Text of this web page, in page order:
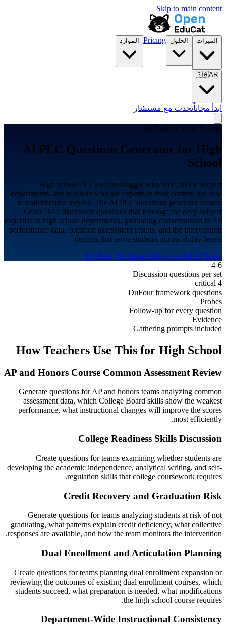
Skip to main content
الميزات الحلول Pricing الموارد
🇸🇦AR
ابدأ مجاناًتحدث مع مستشار
AI Tool for High School
AI PLC Questions Generator for High
School
High school PLCs often struggle with time, siloed subject
departments, and teachers who are experts in their content but new
to collaborative inquiry. The AI PLC questions generator creates
Grade 9-12 discussion questions that leverage the deep subject
expertise in high school departments, grounding conversations in AP
performance data, common assessment results, and the intervention
designs that serve students across ability levels.
Try Free, No Sign-UpBrowse All AI Tools
4-6
Discussion questions per set
4 critical
DuFour framework questions
Probes
Follow-up for every question
Evidence
Gathering prompts included
How Teachers Use This for High School
AP and Honors Course Common Assessment Review
Generate questions for AP and honors teams analyzing common
assessment data, which College Board skills show the weakest
performance, what instructional changes will improve the scores
most efficiently.
College Readiness Skills Discussion
Create questions for teams examining whether students are
developing the academic independence, analytical writing, and self-
regulation skills that college coursework requires.
Credit Recovery and Graduation Risk
Generate questions for teams analyzing students at risk of not
graduating, what patterns explain credit deficiency, what collective
responses are available, and how the team monitors the intervention.
Dual Enrollment and Articulation Planning
Create questions for teams planning dual enrollment expansion or
reviewing the outcomes of existing dual enrollment courses, which
students succeed, what preparation is needed, what modifications
the high school course requires.
Department-Wide Instructional Consistency